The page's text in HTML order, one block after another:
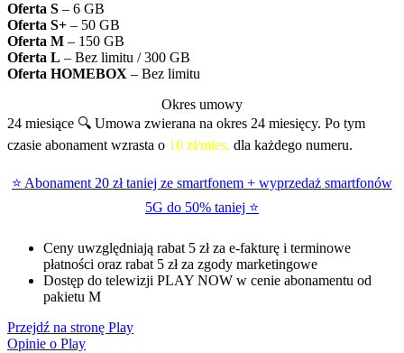
Oferta S – 6 GB
Oferta S+ – 50 GB
Oferta M – 150 GB
Oferta L – Bez limitu / 300 GB
Oferta HOMEBOX – Bez limitu
Okres umowy
24 miesiące 🔍 Umowa zwierana na okres 24 miesięcy. Po tym
czasie abonament wzrasta o 10 zł/mies. dla każdego numeru.
⭐ Abonament 20 zł taniej ze smartfonem + wyprzedaż smartfonów
5G do 50% taniej ⭐
Ceny uwzględniają rabat 5 zł za e-fakturę i terminowe
płatności oraz rabat 5 zł za zgody marketingowe
Dostęp do telewizji PLAY NOW w cenie abonamentu od
pakietu M
Przejdź na stronę Play
Opinie o Play